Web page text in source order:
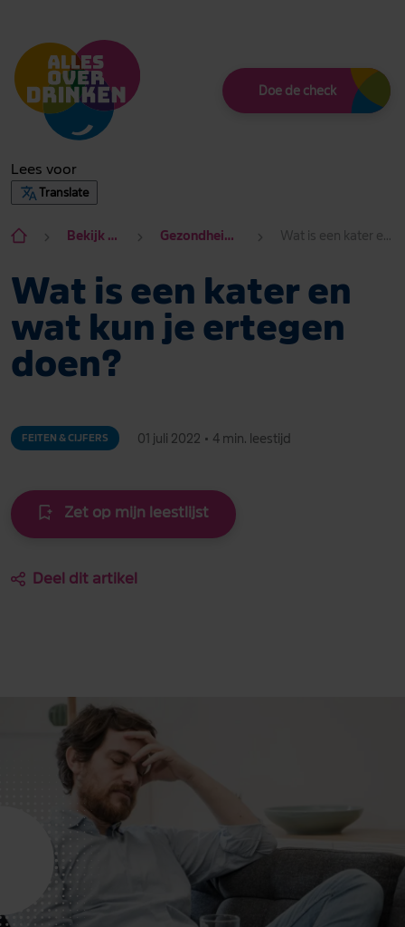
Doe de check
Lees voor
Translate
Bekijk hier alle onderwerpen Gezondheid en alcohol Gezond of niet? Wat is een kater en wat kun je ertegen doen?
Wat is een kater en
wat kun je ertegen
doen?
FEITEN & CIJFERS 01 juli 2022 • 4 min. leestijd
Zet op mijn leestlijst
Deel dit artikel